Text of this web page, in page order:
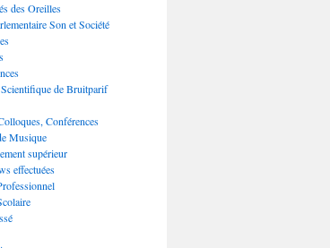
des Oreilles
Son et Société
de Bruitparif
Conférences
Musique
supérieur
effectuées